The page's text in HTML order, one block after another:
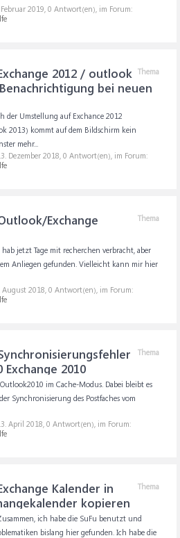
2019, 0 Antwort(en), im Forum:
Thema
2012 / outlook
bei neuen
der Umstellung auf Exchance 2012
2013) kommt auf dem Bildschirm kein
mehr...
Dezember 2018, 0 Antwort(en), im Forum:
Thema
Exchange
jetzt Tage mit recherchen verbracht, aber
Anliegen gefunden. Vielleicht kann mir hier
August 2018, 0 Antwort(en), im Forum:
Thema
2010
im Cache-Modus. Dabei bleibt es
Synchronisierung des Postfaches vom
April 2018, 0 Antwort(en), im Forum:
Thema
Kalender in
kopieren
ich habe die SuFu benutzt und
bislang hier gefunden. Ich habe die